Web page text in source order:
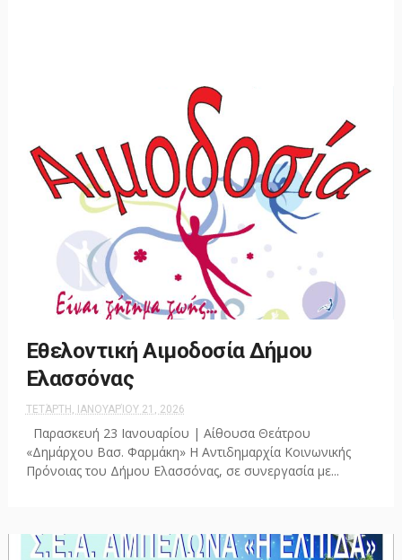
Εθελοντική Αιμοδοσία Δήμου
Ελασσόνας
ΤΕΤΆΡΤΗ, ΙΑΝΟΥΑΡΊΟΥ 21, 2026
Παρασκευή 23 Ιανουαρίου | Αίθουσα Θεάτρου
«Δημάρχου Βασ. Φαρμάκη» Η Αντιδημαρχία Κοινωνικής
Πρόνοιας του Δήμου Ελασσόνας, σε συνεργασία με...